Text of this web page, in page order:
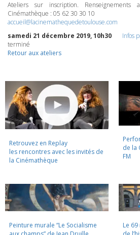
Ateliers sur inscription.
Cinémathèque : 05 62 30 30 10
accueil@lacinemathequedetoulouse.com
samedi 21 décembre 2019, 10h30
Infos
terminé
Retour aux ateliers
Retrouvez en Replay
les rencontres avec les invités de
la Cinémathèque
de la
FM
Peinture murale “Le Socialisme
Le